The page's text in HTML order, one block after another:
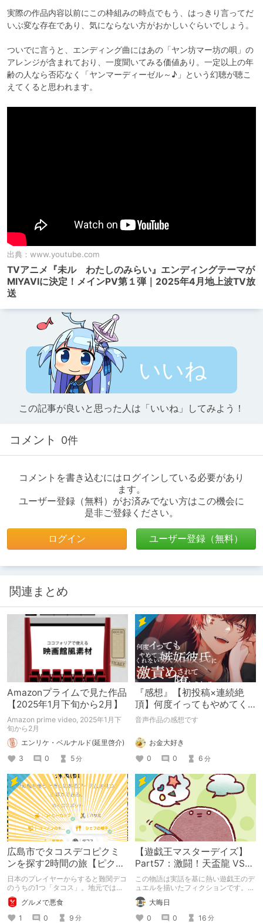
実際の作品内容以前にこの枠組みの時点でもう、はっきり言ってだ
いぶ変な存在であり、気にならない方がおかしいぐらいでしょう。
ついでに言うと、エンディング曲にはあの「ヤン坊マー坊の唄」の
アレンジが含まれており、一度聞いてみる価値あり。一定以上の年
齢の人なら否応なく「ヤンマーディーゼル～♪」という幻聴が聴こ
えてくると思われます。
出典： www.youtube.com
TVアニメ『未ル わたしのみらい』エンディングテーマが
MIYAVIに決定！メインPV第１弾｜2025年4月地上波TV放
送
いいね
この記事が良いと思った人は「いいね」してみよう！
コメント 0件
コメントを書き込むにはログインしている必要があり
ます。
ユーザー登録（無料）がお済みでない方はこの機会に
是非ご登録ください。
ログイン ユーザー登録（無料）
関連まとめ
Amazonプライムで見た作品
【2025年1月下旬から2月】
Amazon prime video, 2025年1月下
旬から2月
エンリケ・ベルナルド(延里啓介)
3
0 5分
『感想』【初投稿×連続絶
頂】何度イってもやめてく
れない嫉妬彼氏に激責めさ
音声作品の感想です
お金大好き
0
0 6 分
広島市でタコスデコピクミ
ンを探す2時間の旅【ピクミ
ンブルーム / Pikmin
Bloom】
日本のプレイヤーからすると難関デコ
のうちの1つ「タコス」。地元では見
つけられなかった男が広島で探す旅を
お送りします。ねくすと5月のテーマ
「お出かけの記録」。
グルメで悪食
1
0 9 分
【遊戯王マスターデイズ】
Part57：激闘！天盃龍 VS
千年D【架空デュエル】
この物語は実話を基に熱い遊戯王のデ
ュエルを描いたフィクションです。
（自分用メモ：2025-05-14）
大晦日
0
0 16 分